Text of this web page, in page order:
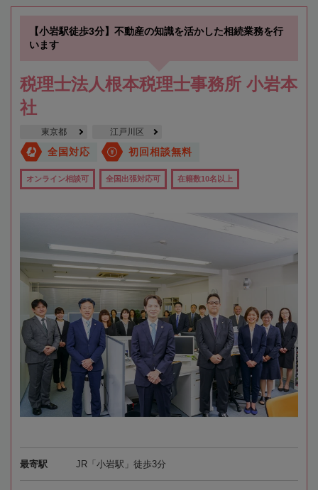
【小岩駅徒歩3分】不動産の知識を活かした相続業務を行
います
税理士法人根本税理士事務所 小岩本
社
東京都 江戸川区
全国対応 初回相談無料
オンライン相談可 全国出張対応可 在籍数10名以上
最寄駅 JR「小岩駅」徒歩3分